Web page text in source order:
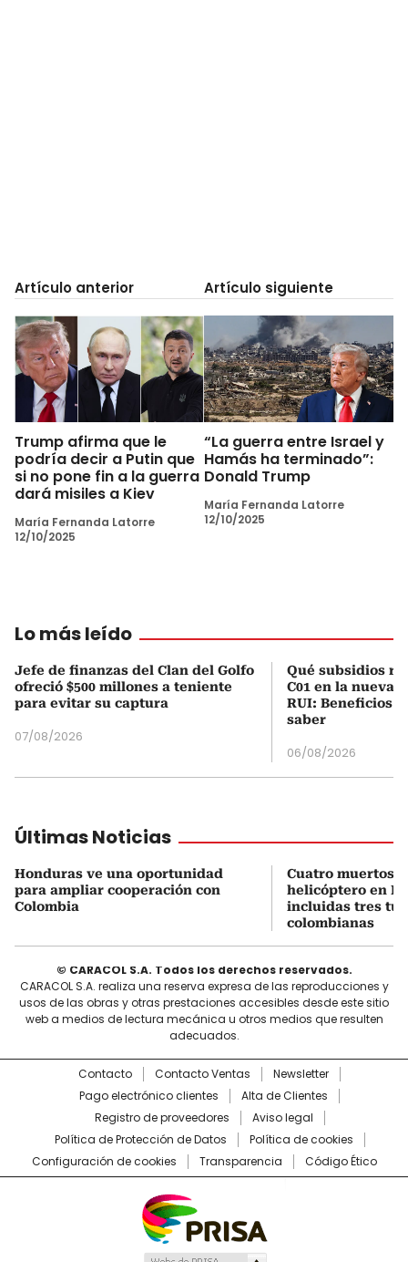
Artículo anterior
Trump afirma que le
podría decir a Putin que
si no pone fin a la guerra
dará misiles a Kiev
María Fernanda Latorre
12/10/2025
Artículo siguiente
“La guerra entre Israel y
Hamás ha terminado”:
Donald Trump
María Fernanda Latorre
12/10/2025
Lo más leído
Jefe de finanzas del Clan del Golfo
ofreció $500 millones a teniente
para evitar su captura
07/08/2026
Qué subsidios
C01 en la nueva
RUI: Beneficios
saber
06/08/2026
Últimas Noticias
Honduras ve una oportunidad
para ampliar cooperación con
Colombia
Cuatro muertos
helicóptero en
incluidas tres
colombianas
© CARACOL S.A. Todos los derechos reservados.
CARACOL S.A. realiza una reserva expresa de las reproducciones y
usos de las obras y otras prestaciones accesibles desde este sitio
web a medios de lectura mecánica u otros medios que resulten
adecuados.
Contacto Contacto Ventas
Newsletter
Pago electrónico clientes
Alta de Clientes
Registro de proveedores
Aviso legal
Política de Protección de Datos
Política de cookies
Configuración de cookies
Transparencia Código Ético